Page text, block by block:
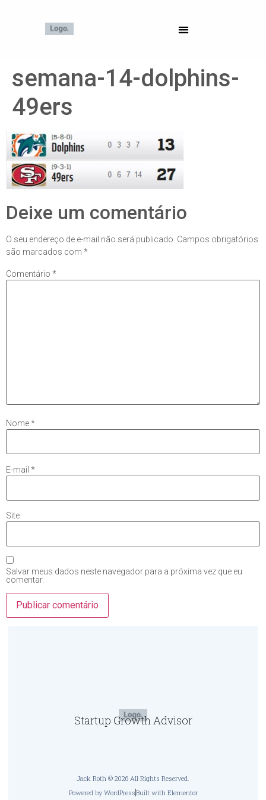
semana-14-dolphins-
49ers
Deixe um comentário
O seu endereço de e-mail não será publicado. Campos obrigatórios
são marcados com *
Comentário *
Nome*
E-mail *
Site
Salvar meus dados neste navegador para a próxima vez que eu
comentar.
Startup Growth Advisor
Jack Roth © 2026 All Rights Reserved.
Powered by WordPressBuilt with Elementor